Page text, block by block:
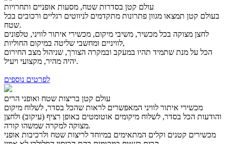
עולם קטן בסדרות שטח, מסעות אופניים ותחרויות
בעולם קטן תמצאו מגוון פתרונות מתקדמים לניווטים רגליים ורכובים בכל
שטח.
לחצן מצוקה בכל מכשיר, משיבי מיקום, מכשירי איתור לוויני, טלפונים
לוויניים ומחשבי שליטה במיקום החוליות,
הכל על מנת שתמיד תהיו במעקב ובמקרה הצורך, שניהול מצב החירום
יהיה מהיר, מקצועי ויעיל.
לפרטים נוספים
עולם קטן בריצות שטח ואופני הרים
מכשירי איתור לוויני המאפשרים לראות שהכל בסדר, לשלוח מיקום
והודעות הכל בסדר, לשלוח מיקומים אוטומטים באופן רציף (עיקוב) ולחצן
מצוקה למקרה שמשהו קורה.
מכשירים קטנים וקלים המתאימים במיוחד לריצות שטח ולרכיבות אופני